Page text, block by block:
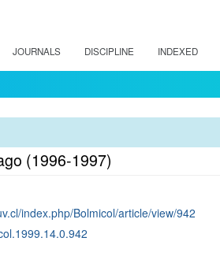
JOURNALS DISCIPLINE INDEXED
(1996-1997)
index.php/Bolmicol/article/view/942